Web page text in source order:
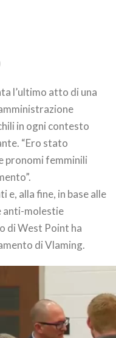
l’ultimo atto di una
in ogni contesto
“Ero stato
pronomi femminili
e, alla fine, in base alle
anti-molestie
di West Point ha
di Vlaming.